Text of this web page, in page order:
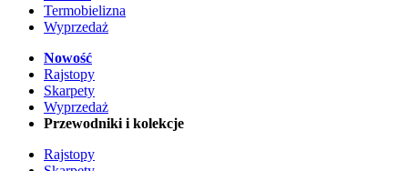
Termobielizna
Wyprzedaż
Nowość
Rajstopy
Skarpety
Wyprzedaż
Przewodniki i kolekcje
Rajstopy